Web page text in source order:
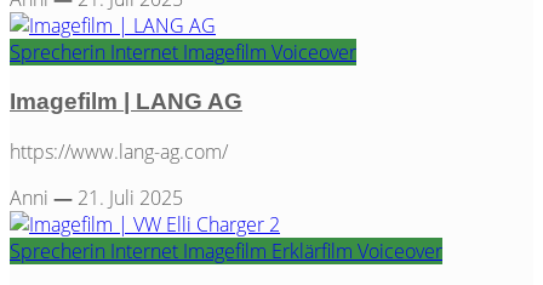
Sprecherin Internet Imagefilm Voiceover
Imagefilm | LANG AG
https://www.lang-ag.com/
Anni — 21. Juli 2025
Sprecherin Internet Imagefilm Erklärfilm Voiceover